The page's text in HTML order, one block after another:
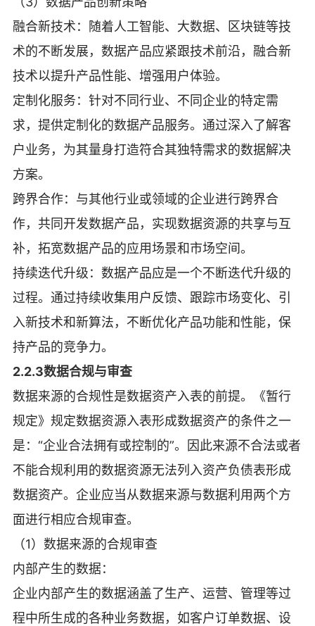
融合新技术：随着人工智能、大数据、区块链等技
术的不断发展，数据产品应紧跟技术前沿，融合新
技术以提升产品性能、增强用户体验。
定制化服务：针对不同行业、不同企业的特定需
求，提供定制化的数据产品服务。通过深入了解客
户业务，为其量身打造符合其独特需求的数据解决
方案。
跨界合作：与其他行业或领域的企业进行跨界合
作，共同开发数据产品，实现数据资源的共享与互
补，拓宽数据产品的应用场景和市场空间。
持续迭代升级：数据产品应是一个不断迭代升级的
过程。通过持续收集用户反馈、跟踪市场变化、引
入新技术和新算法，不断优化产品功能和性能，保
持产品的竞争力。
2.2.3数据合规与审查
数据来源的合规性是数据资产入表的前提。《暂行
规定》规定数据资源入表形成数据资产的条件之一
是：“企业合法拥有或控制的”。因此来源不合法或者
不能合规利用的数据资源无法列入资产负债表形成
数据资产。企业应当从数据来源与数据利用两个方
面进行相应合规审查。
（1）数据来源的合规审查
内部产生的数据：
企业内部产生的数据涵盖了生产、运营、管理等过
程中所生成的各种业务数据，如客户订单数据、设